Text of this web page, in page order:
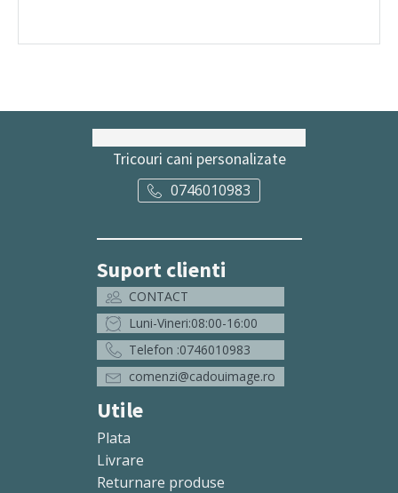
Tricouri cani personalizate
0746010983
Suport clienti
CONTACT
Luni-Vineri:08:00-16:00
Telefon :0746010983
comenzi@cadouimage.ro
Utile
Plata
Livrare
Returnare produse